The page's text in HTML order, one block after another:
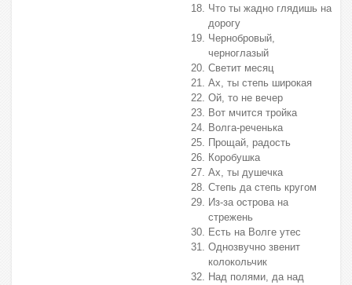
Что ты жадно глядишь на
дорогу
Чернобровый,
черноглазый
Светит месяц
Ах, ты степь широкая
Ой, то не вечер
Вот мчится тройка
Волга-реченька
Прощай, радость
Коробушка
Ах, ты душечка
Степь да степь кругом
Из-за острова на
стрежень
Есть на Волге утес
Однозвучно звенит
колокольчик
Над полями, да над